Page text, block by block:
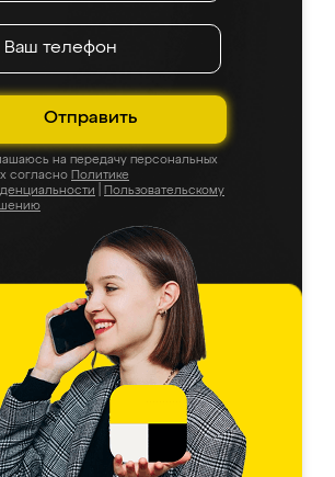
Отправить
на передачу персональных
согласно Политике
Пользовательскому